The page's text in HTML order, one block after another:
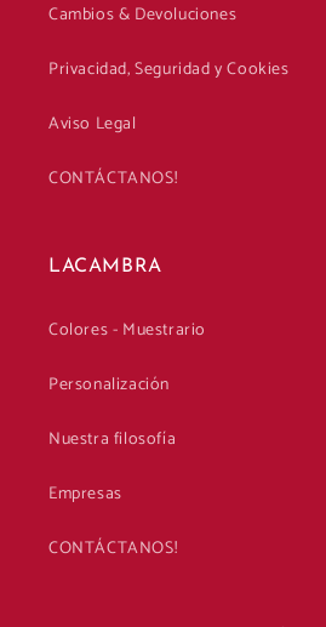
Cambios & Devoluciones
Privacidad, Seguridad y Cookies
Aviso Legal
CONTÁCTANOS!
LACAMBRA
Colores - Muestrario
Personalización
Nuestra filosofía
Empresas
CONTÁCTANOS!